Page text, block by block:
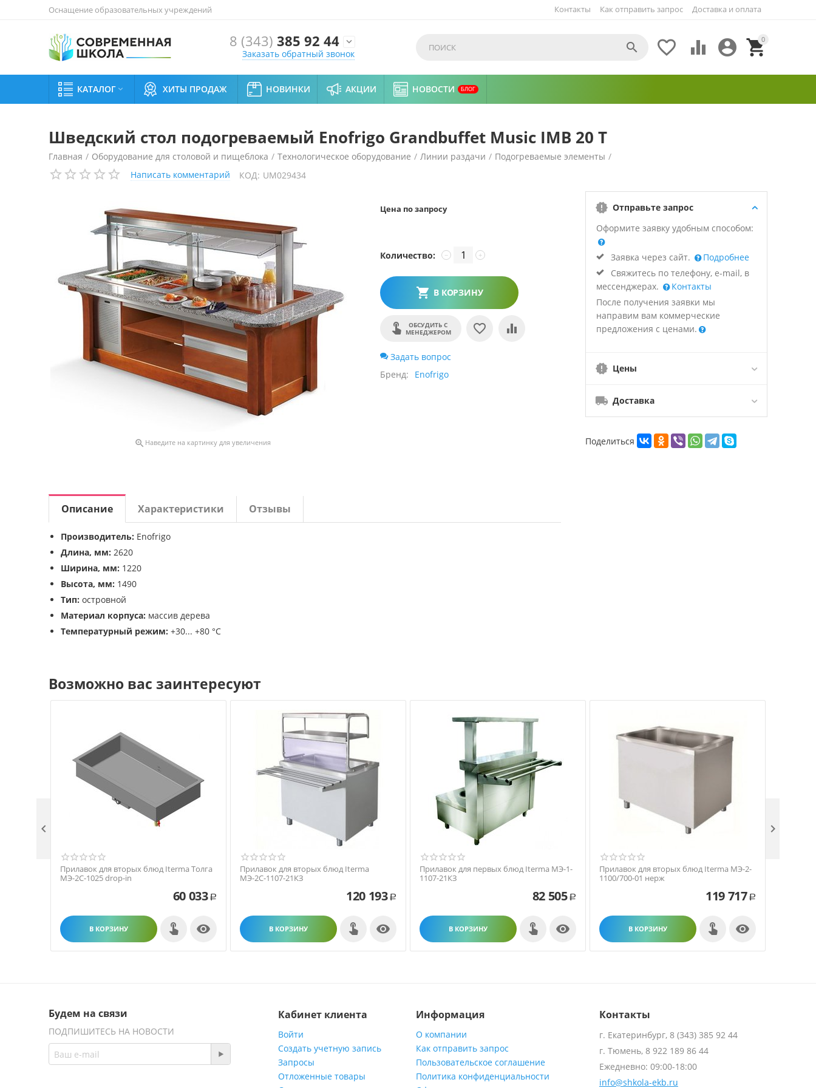
Оснащение образовательных учреждений Как отправить запрос Доставка и оплата
Контакты
8 (343) 385 92 44 
Заказать обратный звонок
0


 

КАТАЛОГ  ХИТЫ ПРОДАЖ НОВИНКИ АКЦИИ НОВОСТИ БЛОГ
Шведский стол подогреваемый Enofrigo Grandbuffet Music IMB 20 Т
Главная / Оборудование для столовой и пищеблока / Технологическое оборудование / Линии раздачи / Подогреваемые элементы /
Шведский стол подогреваемый Enofrigo Grandbuffet Music IMB 20 Т
Написать комментарий КОД: UM029434
 Наведите на картинку для увеличения
Цена по запросу
Количество: +
−
В КОРЗИНУ
ОБСУДИТЬ С
МЕНЕДЖЕРОМ
Задать вопрос
Бренд
Enofrigo
Отправьте запрос
Оформите заявку удобным способом:
Заявка через сайт.
Подробнее
Свяжитесь по телефону, e-mail, в
мессенджерах.
Контакты
После получения заявки мы
направим вам коммерческие
предложения с ценами.
Цены
Доставка
Поделиться
Описание Характеристики Отзывы
Производитель: Enofrigo
Длина, мм: 2620
Ширина, мм: 1220
Высота, мм: 1490
Тип: островной
Материал корпуса: массив дерева
Температурный режим: +30... +80 °C
Возможно вас заинтересуют
Прилавок для вторых блюд Iterma Толга
МЭ-2С-1025 drop-in
60 033 Р
В КОРЗИНУ 
Прилавок для вторых блюд Iterma
МЭ-2С-1107-21КЗ
120 193 Р
В КОРЗИНУ 
Прилавок для первых блюд Iterma МЭ-1-
1107-21КЗ
82 505 Р
В КОРЗИНУ 
Прилавок для вторых блюд Iterma МЭ-2-
1100/700-01 нерж
119 717 Р
В КОРЗИНУ 
 
Будем на связи
ПОДПИШИТЕСЬ НА НОВОСТИ
Кабинет клиента
Войти
Создать учетную запись
Запросы
Отложенные товары
Информация
О компании
Как отправить запрос
Пользовательское соглашение
Политика конфиденциальности
Контакты
г. Екатеринбург, 8 (343) 385 92 44
г. Тюмень, 8 922 189 86 44
Ежедневно: 09:00-18:00
info@shkola-ekb.ru